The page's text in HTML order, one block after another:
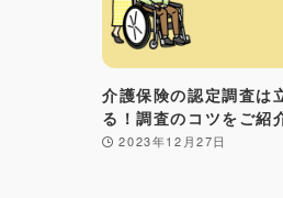
介護保険の認定調査は
る！調査のコツをご紹
2023年12月27日